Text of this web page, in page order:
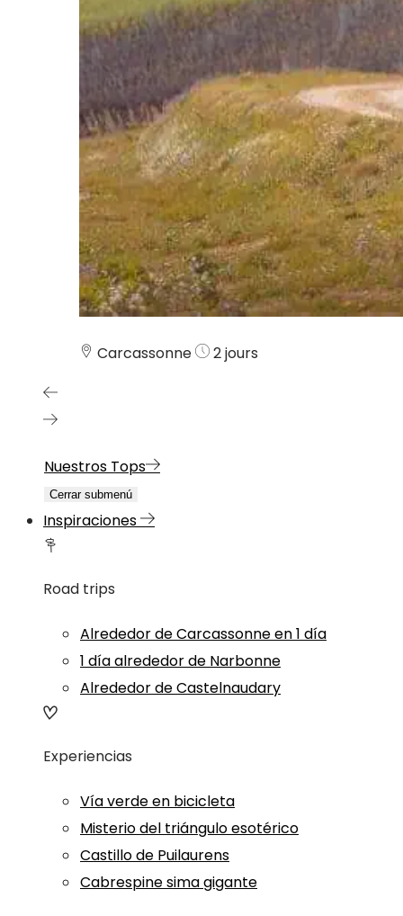
Carcassonne 2 jours
Nuestros Tops
Cerrar submenú
Inspiraciones
Road trips
Alrededor de Carcassonne en 1 día
1 día alrededor de Narbonne
Alrededor de Castelnaudary
Experiencias
Vía verde en bicicleta
Misterio del triángulo esotérico
Castillo de Puilaurens
Cabrespine sima gigante